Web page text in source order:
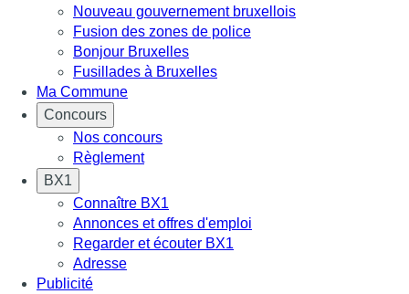
Nouveau gouvernement bruxellois
Fusion des zones de police
Bonjour Bruxelles
Fusillades à Bruxelles
Ma Commune
Concours
Nos concours
Règlement
BX1
Connaître BX1
Annonces et offres d'emploi
Regarder et écouter BX1
Adresse
Publicité